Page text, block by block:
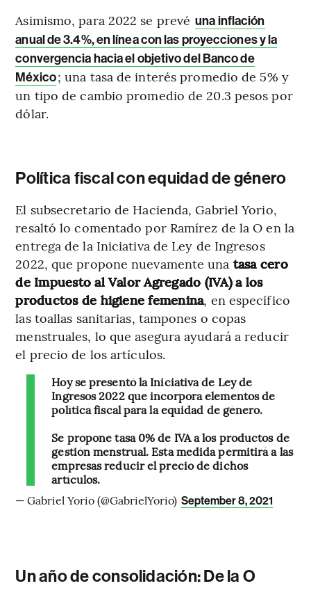
Asimismo, para 2022 se prevé una inflación
anual de 3.4%, en línea con las proyecciones y la
convergencia hacia el objetivo del Banco de
México; una tasa de interés promedio de 5% y
un tipo de cambio promedio de 20.3 pesos por
dólar.
Política fiscal con equidad de género
El subsecretario de Hacienda, Gabriel Yorio,
resaltó lo comentado por Ramírez de la O en la
entrega de la Iniciativa de Ley de Ingresos
2022, que propone nuevamente una tasa cero
de Impuesto al Valor Agregado (IVA) a los
productos de higiene femenina, en específico
las toallas sanitarias, tampones o copas
menstruales, lo que asegura ayudará a reducir
el precio de los artículos.
Hoy se presentó la Iniciativa de Ley de
Ingresos 2022 que incorpora elementos de
política fiscal para la equidad de género.
Se propone tasa 0% de IVA a los productos de
gestión menstrual. Esta medida permitirá a las
empresas reducir el precio de dichos
artículos.
— Gabriel Yorio (@GabrielYorio) September 8, 2021
Un año de consolidación: De la O